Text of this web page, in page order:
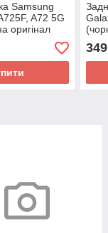
Samsung
A72 5G
оригінал
камери)
349